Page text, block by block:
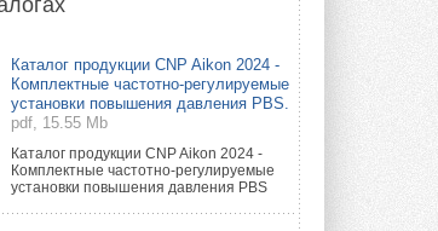
Каталог продукции CNP Aikon 2024 -
Комплектные частотно-регулируемые
установки повышения давления PBS.
pdf, 15.55 Mb
Каталог продукции CNP Aikon 2024 -
Комплектные частотно-регулируемые
установки повышения давления PBS